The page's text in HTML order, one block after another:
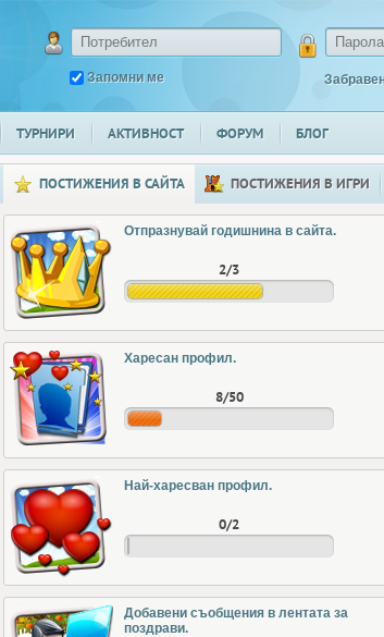
Запомни ме
ТУРНИРИ АКТИВНОСТ ФОРУМ БЛОГ
ПОСТИЖЕНИЯ В САЙТА ПОСТИЖЕНИЯ В ИГРИ
Отпразнувай годишнина в сайта.
2/3
Харесан профил.
8/50
Най-харесван профил.
0/2
Добавени съобщения в лентата за
поздрави.